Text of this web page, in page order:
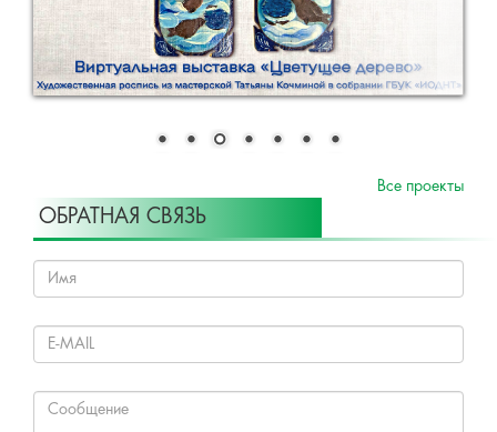
Все проекты
ОБРАТНАЯ СВЯЗЬ